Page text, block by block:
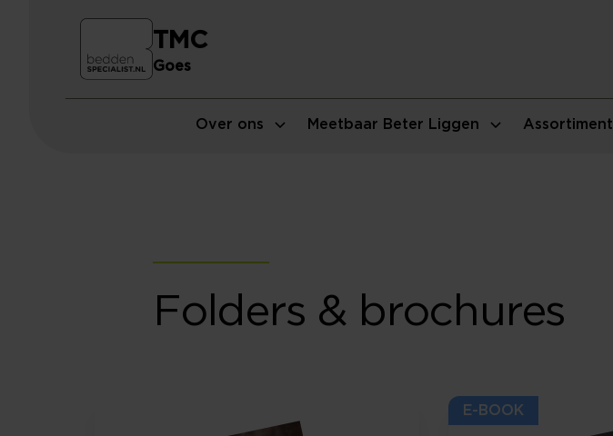
Over ons Meetbaar Beter Liggen Assortiment
TMC
Goes
Folders & brochures
E-BOOK